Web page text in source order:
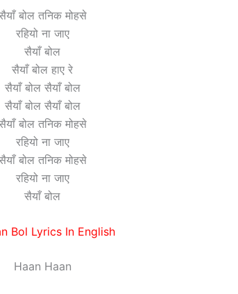
बोल तनिक मोहसे
रहियो ना जाए
सैयाँ बोल
सैयाँ बोल हाए रे
सैयाँ बोल सैयाँ बोल
सैयाँ बोल सैयाँ बोल
बोल तनिक मोहसे
रहियो ना जाए
बोल तनिक मोहसे
रहियो ना जाए
सैयाँ बोल
Bol Lyrics In English
Haan Haan